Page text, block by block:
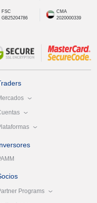
FSC
GB25204786
CMA
2020000339
Programs